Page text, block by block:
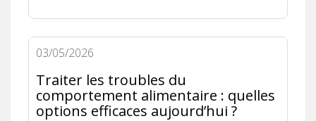
03/05/2026
Traiter les troubles du
comportement alimentaire : quelles
options efficaces aujourd’hui ?